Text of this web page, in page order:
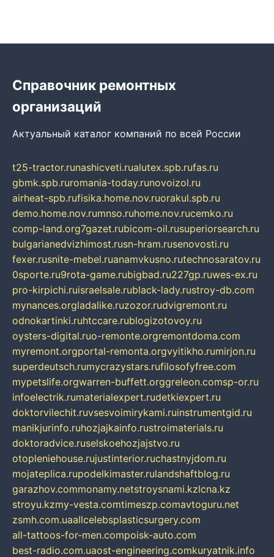
Справочник ремонтных
организаций
Актуальный каталог компаний по всей России
t25-tractor.runashicveti.rualutex.spb.rufas.ru
gbmk.spb.ruromania-today.runovoizol.ru
airheat-spb.rufisika.home.nov.ruorakul.spb.ru
demo.home.nov.rumnso.ruhome.nov.rucemko.ru
comp-land.org7gazet.rubicom-oil.rusuperiorsearch.ru
bulgarianedvizhimost.rusn-hram.rusenovosti.ru
fexer.rusnite-mebel.ruanamvkusno.rutechnosaratov.ru
0sporte.ru9rota-game.rubigbad.ru227gp.ruwes-ex.ru
pro-kirpichi.ruisraelsale.rublack-lady.rustroy-db.com
mynances.orgladalike.ruzozor.rudvigremont.ru
odnokartinki.ruhtccare.rublogizotovoy.ru
oysters-digital.ruo-remonte.orgremontdoma.com
myremont.orgportal-remonta.orgvyitikho.rumirjon.ru
superdeutsch.rumycrazystars.rufilosofyfree.com
mypetslife.orgwarren-buffett.orggreleon.comsp-or.ru
infoelectrik.rumaterialexpert.rudetkiexpert.ru
doktorvilechit.ruvsesvoimirykami.ruinstrumentgid.ru
manikjurinfo.ruhozjajkainfo.rustroimaterials.ru
doktoradvice.ruselskoehozjajstvo.ru
otopleniehouse.rujustinterior.ruchastnyjdom.ru
mojateplica.rupodelkimaster.rulandshaftblog.ru
garazhov.commonamy.netstroysnami.kzlcna.kz
stroyu.kzmy-vesta.comtimeszp.comavtoguru.net
zsmh.com.uaallcelebsplasticsurgery.com
all-tattoos-for-men.compoisk-auto.com
best-radio.com.uaost-engineering.comkuryatnik.info